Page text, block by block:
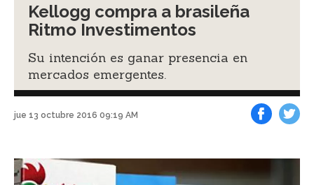
Kellogg compra a brasileña
Ritmo Investimentos
Su intención es ganar presencia en
mercados emergentes.
jue 13 octubre 2016 09:19 AM